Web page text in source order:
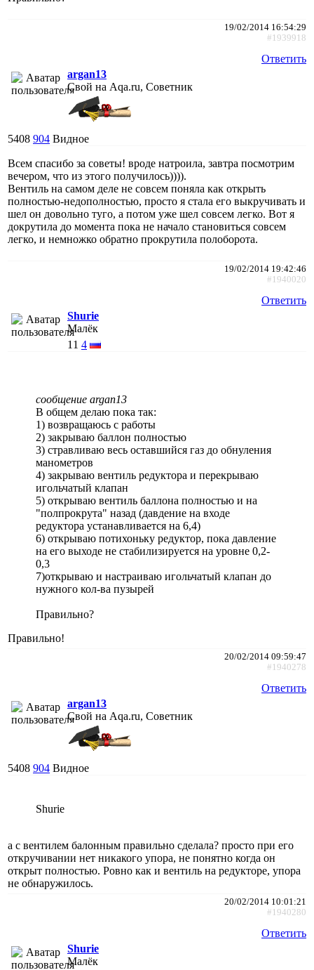
19/02/2014 16:54:29
#1939918
Ответить
argan13
Свой на Aqa.ru, Советник
5408 904 Видное
Всем спасибо за советы! вроде натроила, завтра посмотрим
вечером, что из этого получилось)))).
Вентиль на самом деле не совсем поняла как открыть
полностью-недополностью, просто я стала его выкручивать и
шел он довольно туго, а потом уже шел совсем легко. Вот я
докрутила до момента пока не начало становиться совсем
легко, и немножко обратно прокрутила полоборота.
19/02/2014 19:42:46
#1940020
Ответить
Shurie
Малёк
11 4
сообщение argan13
В общем делаю пока так:
1) возвращаюсь с работы
2) закрываю баллон полностью
3) стравливаю весь оставшийся газ до обнуления
манометров
4) закрываю вентиль редуктора и перекрываю
игольчатый клапан
5) открываю вентиль баллона полностью и на
"полпрокрута" назад (давдение на входе
редуктора устанавливается на 6,4)
6) открываю потихоньку редуктор, пока давление
на его выходе не стабилизируется на уровне 0,2-
0,3
7)открываю и настраиваю игольчатый клапан до
нужного кол-ва пузырей
Правильно?
Правильно!
20/02/2014 09:59:47
#1940278
Ответить
argan13
Свой на Aqa.ru, Советник
5408 904 Видное
Shurie
а с вентилем балонным правильно сделала? просто при его
откручивании нет никакого упора, не понятно когда он
открыт полностью. Ровно как и вентиль на редукторе, упора
не обнаружилось.
20/02/2014 10:01:21
#1940280
Ответить
Shurie
Малёк